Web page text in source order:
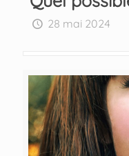
28 mai 2024